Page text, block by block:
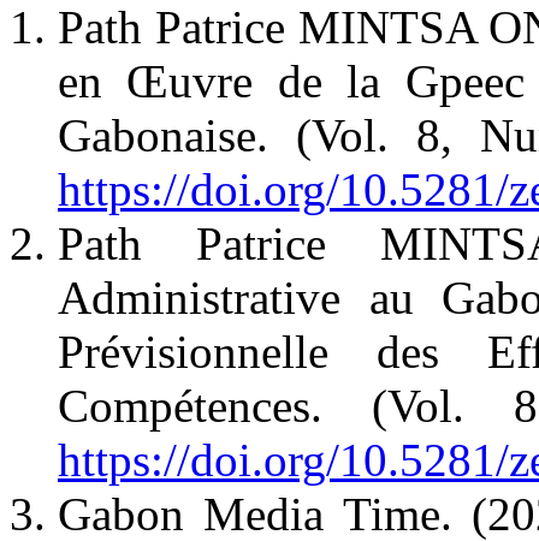
Path Patrice MINTSA
en Œuvre de la Gpeec
Gabonaise. (Vol. 8,
https://doi.org/10.5281/
Path Patrice
Administrative au
Prévisionnelle des
Compétences.
https://doi.org/10.5281/
Gabon Media Time.